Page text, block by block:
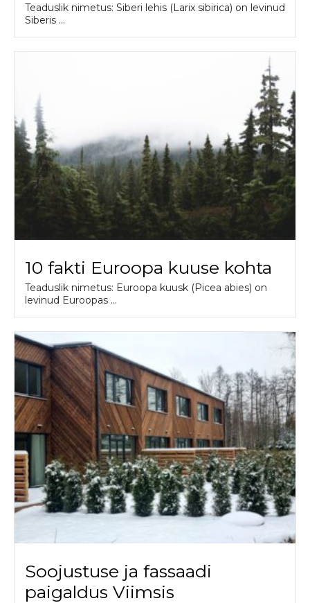
Teaduslik nimetus: Siberi lehis (Larix sibirica) on levinud
Siberis ...
10 fakti Euroopa kuuse kohta
Teaduslik nimetus: Euroopa kuusk (Picea abies) on
levinud Euroopas ...
Soojustuse ja fassaadi
paigaldus Viimsis